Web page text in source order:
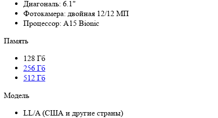
Диагональ: 6.1"
Фотокамера: двойная 12/12 МП
Процессор: A15 Bionic
Память
128 Гб
256 Гб
512 Гб
Модель
LL/A (США и другие страны)